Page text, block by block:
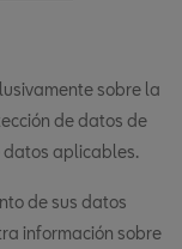
sobre la
de datos de
datos aplicables.
de sus datos
información sobre